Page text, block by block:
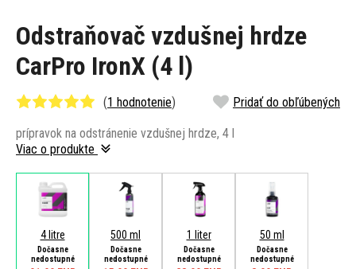
Odstraňovač vzdušnej hrdze
CarPro IronX (4 l)
(1 hodnotenie) Pridať do obľúbených
prípravok na odstránenie vzdušnej hrdze, 4 l
Viac o produkte
4 litre
Dočasne
nedostupné
500 ml
Dočasne
nedostupné
1 liter
Dočasne
nedostupné
50 ml
Dočasne
nedostupné